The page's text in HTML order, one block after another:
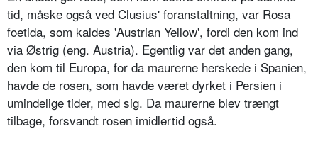
tid, måske også ved Clu­sius' foranstaltning, var Rosa
foetida, som kaldes 'Austrian Yellow', fordi den kom ind
via Østrig (eng. Austria). Egent­lig var det anden gang,
den kom til Euro­pa, for da maurerne herskede i Spanien,
havde de rosen, som havde været dyrket i Persien i
umindelige tider, med sig. Da maurerne blev trængt
tilbage, forsvandt rosen imidlertid også.